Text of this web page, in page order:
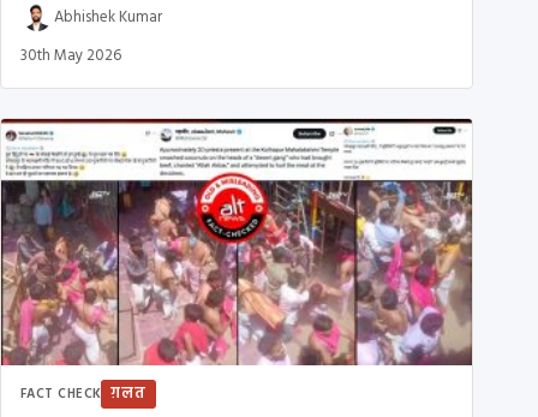
Abhishek Kumar
30th May 2026
FACT CHECK ग़लत